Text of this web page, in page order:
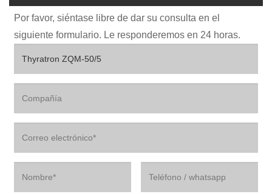
Por favor, siéntase libre de dar su consulta en el
siguiente formulario. Le responderemos en 24 horas.